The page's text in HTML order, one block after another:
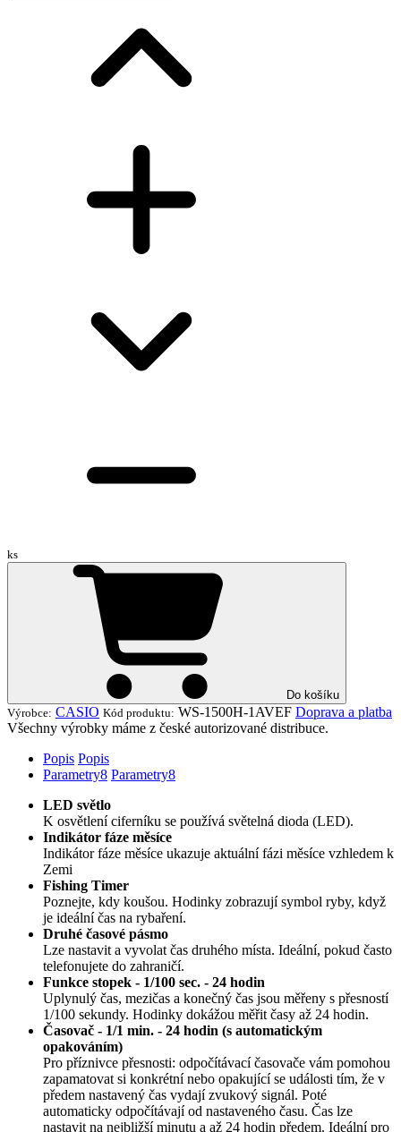
ks
Do košíku
Výrobce: CASIO Kód produktu: WS-1500H-1AVEF Doprava a platba
Všechny výrobky máme z české autorizované distribuce.
Popis Popis
Parametry8 Parametry8
LED světlo
K osvětlení ciferníku se používá světelná dioda (LED).
Indikátor fáze měsíce
Indikátor fáze měsíce ukazuje aktuální fázi měsíce vzhledem k
Zemi
Fishing Timer
Poznejte, kdy koušou. Hodinky zobrazují symbol ryby, když
je ideální čas na rybaření.
Druhé časové pásmo
Lze nastavit a vyvolat čas druhého místa. Ideální, pokud často
telefonujete do zahraničí.
Funkce stopek - 1/100 sec. - 24 hodin
Uplynulý čas, mezičas a konečný čas jsou měřeny s přesností
1/100 sekundy. Hodinky dokážou měřit časy až 24 hodin.
Časovač - 1/1 min. - 24 hodin (s automatickým
opakováním)
Pro příznivce přesnosti: odpočítávací časovače vám pomohou
zapamatovat si konkrétní nebo opakující se události tím, že v
předem nastavený čas vydají zvukový signál. Poté
automaticky odpočítávají od nastaveného času. Čas lze
nastavit na nejbližší minutu a až 24 hodin předem. Ideální pro